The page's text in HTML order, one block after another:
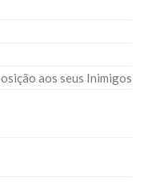
aos seus Inimigos